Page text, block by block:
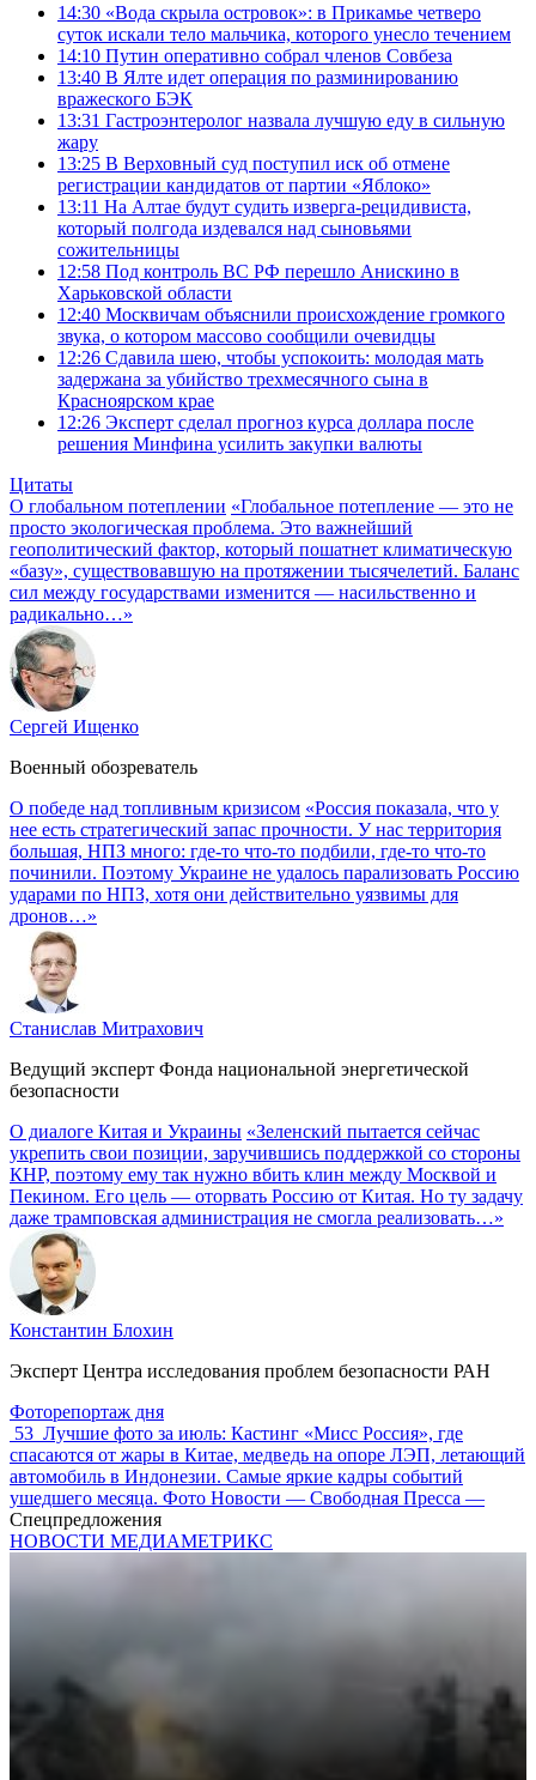
14:30 «Вода скрыла островок»: в Прикамье четверо
суток искали тело мальчика, которого унесло течением
14:10 Путин оперативно собрал членов Совбеза
13:40 В Ялте идет операция по разминированию
вражеского БЭК
13:31 Гастроэнтеролог назвала лучшую еду в сильную
жару
13:25 В Верховный суд поступил иск об отмене
регистрации кандидатов от партии «Яблоко»
13:11 На Алтае будут судить изверга-рецидивиста,
который полгода издевался над сыновьями
сожительницы
12:58 Под контроль ВС РФ перешло Анискино в
Харьковской области
12:40 Москвичам объяснили происхождение громкого
звука, о котором массово сообщили очевидцы
12:26 Сдавила шею, чтобы успокоить: молодая мать
задержана за убийство трехмесячного сына в
Красноярском крае
12:26 Эксперт сделал прогноз курса доллара после
решения Минфина усилить закупки валюты
Цитаты
О глобальном потеплении «Глобальное потепление — это не
просто экологическая проблема. Это важнейший
геополитический фактор, который пошатнет климатическую
«базу», существовавшую на протяжении тысячелетий. Баланс
сил между государствами изменится — насильственно и
радикально…»
Сергей Ищенко
Военный обозреватель
О победе над топливным кризисом «Россия показала, что у
нее есть стратегический запас прочности. У нас территория
большая, НПЗ много: где-то что-то подбили, где-то что-то
починили. Поэтому Украине не удалось парализовать Россию
ударами по НПЗ, хотя они действительно уязвимы для
дронов…»
Станислав Митрахович
Ведущий эксперт Фонда национальной энергетической
безопасности
О диалоге Китая и Украины «Зеленский пытается сейчас
укрепить свои позиции, заручившись поддержкой со стороны
КНР, поэтому ему так нужно вбить клин между Москвой и
Пекином. Его цель — оторвать Россию от Китая. Но ту задачу
даже трамповская администрация не смогла реализовать…»
Константин Блохин
Эксперт Центра исследования проблем безопасности РАН
Фоторепортаж дня
53 Лучшие фото за июль: Кастинг «Мисс Россия», где
спасаются от жары в Китае, медведь на опоре ЛЭП, летающий
автомобиль в Индонезии. Самые яркие кадры событий
ушедшего месяца. Фото Новости — Свободная Пресса —
Спецпредложения
НОВОСТИ МЕДИАМЕТРИКС